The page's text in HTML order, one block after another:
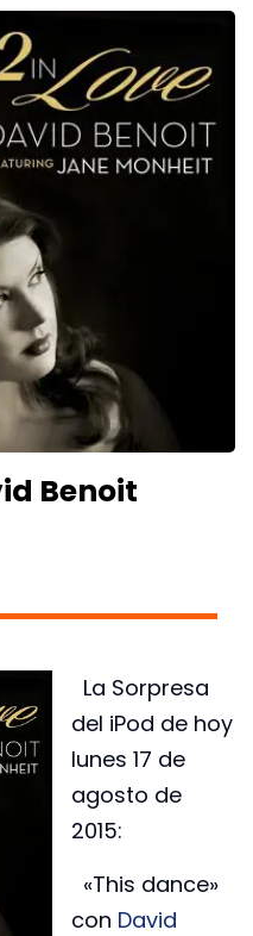
Benoit
La Sorpresa
del iPod de hoy
lunes 17 de
agosto de
2015:
«This dance»
con David